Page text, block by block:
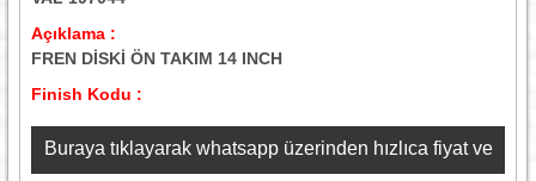
Açıklama :
FREN DİSKİ ÖN TAKIM 14 INCH
Finish Kodu :
Buraya tıklayarak whatsapp üzerinden hızlıca fiyat ve